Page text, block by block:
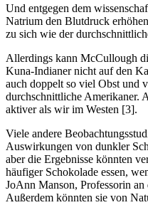
Und entgegen dem
Natrium den Blutdruck
zu sich wie der
Allerdings kann McCullough
Kuna-Indianer nicht auf den
auch doppelt so viel Obst und
durchschnittliche Amerikaner.
aktiver als wir im Westen [3].
Viele andere
Auswirkungen von dunkler
aber die Ergebnisse könnten
häufiger Schokolade essen,
JoAnn Manson, Professorin
Außerdem könnten sie von